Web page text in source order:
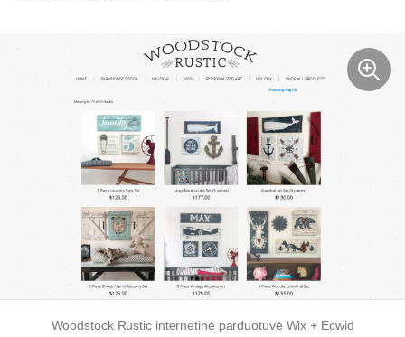
Woodstock Rustic internetinė parduotuvė Wix + Ecwid